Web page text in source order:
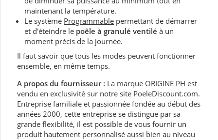
maintenant la température.
Le système Programmable permettant de démarrer
et d'éteindre le poêle à granulé ventilé à un
moment précis de la journée.
Il faut savoir que tous les modes peuvent fonctionner
ensemble, en même temps.
A propos du fournisseur : La marque ORIGINE PH est
vendu en exclusivité sur notre site PoeleDiscount.com.
Entreprise familiale et passionnée fondée au début des
années 2000, cette entreprise se distingue par sa
grande flexibilité, il est possible de vous fournir un
produit hautement personnalisé aussi bien au niveau